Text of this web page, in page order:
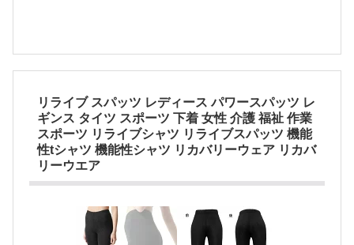
リライブ スパッツ レディース パワースパッツ レ
ギンス タイツ スポーツ 下着 女性 介護 福祉 作業
スポーツ リライブシャツ リライブスパッツ 機能
性tシャツ 機能性シャツ リカバリーウェア リカバ
リーウエア